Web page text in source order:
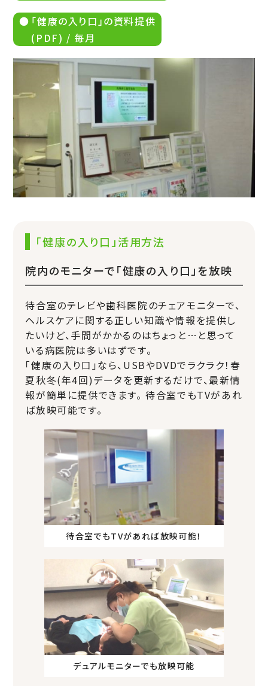
「健康の入り口」の資料提供
(PDF) / 毎月
「健康の入り口」活用方法
院内のモニターで「健康の入り口」を放映
待合室のテレビや歯科医院のチェアモニターで、
ヘルスケアに関する正しい知識や情報を提供し
たいけど、手間がかかるのはちょっと…と思って
いる病医院は多いはずです。
「健康の入り口」なら、USBやDVDでラクラク！春
夏秋冬(年4回)データを更新するだけで、最新情
報が簡単に提供できます。 待合室でもTVがあれ
ば放映可能です。
待合室でもTVがあれば放映可能！
デュアルモニターでも放映可能